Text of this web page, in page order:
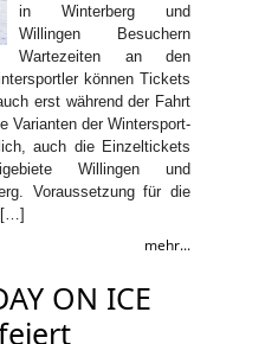
in Winterberg und
Willingen Besuchern
Wartezeiten an den
können Tickets
erst während der Fahrt
Varianten der Wintersport-
auch die Einzeltickets
Willingen und
Voraussetzung für die
[…]
mehr...
ON ICE